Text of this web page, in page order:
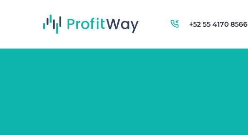
+52 55 4170 8566